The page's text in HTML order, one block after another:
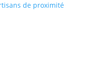
de proximité